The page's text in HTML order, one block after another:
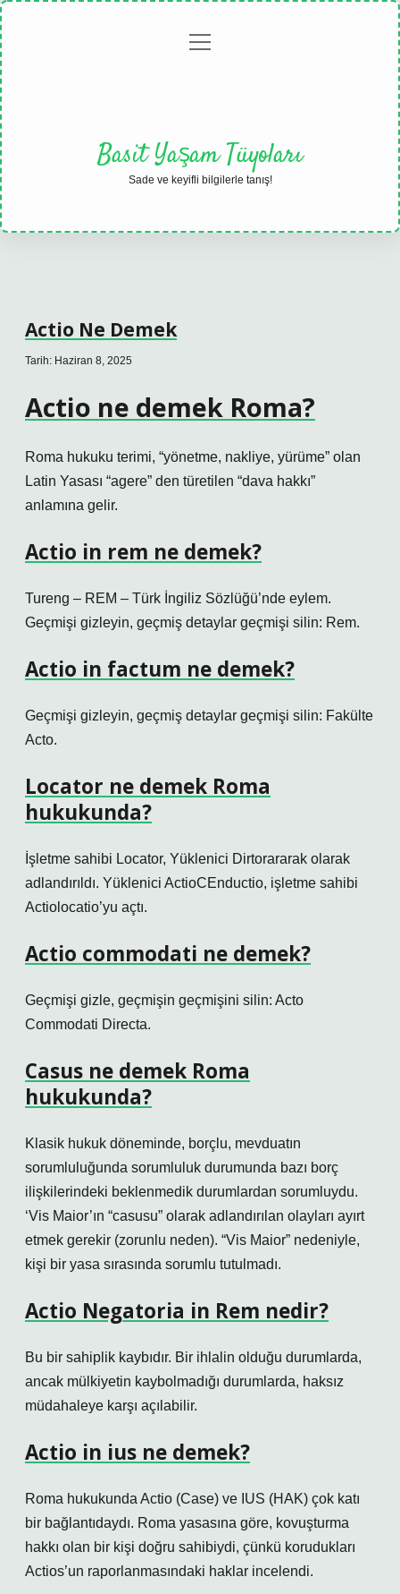
Gizlilikmenüyü
Basit Yaşam Tüyoları
Sade ve keyifli bilgilerle tanış!
Actio Ne Demek
Tarih: Haziran 8, 2025
Actio ne demek Roma?
Roma hukuku terimi, “yönetme, nakliye, yürüme” olan
Latin Yasası “agere” den türetilen “dava hakkı”
anlamına gelir.
Actio in rem ne demek?
Tureng – REM – Türk İngiliz Sözlüğü’nde eylem.
Geçmişi gizleyin, geçmiş detaylar geçmişi silin: Rem.
Actio in factum ne demek?
Geçmişi gizleyin, geçmiş detaylar geçmişi silin: Fakülte
Acto.
Locator ne demek Roma
hukukunda?
İşletme sahibi Locator, Yüklenici Dirtorararak olarak
adlandırıldı. Yüklenici ActioCEnductio, işletme sahibi
Actiolocatio’yu açtı.
Actio commodati ne demek?
Geçmişi gizle, geçmişin geçmişini silin: Acto
Commodati Directa.
Casus ne demek Roma
hukukunda?
Klasik hukuk döneminde, borçlu, mevduatın
sorumluluğunda sorumluluk durumunda bazı borç
ilişkilerindeki beklenmedik durumlardan sorumluydu.
‘Vis Maior’ın “casusu” olarak adlandırılan olayları ayırt
etmek gerekir (zorunlu neden). “Vis Maior” nedeniyle,
kişi bir yasa sırasında sorumlu tutulmadı.
Actio Negatoria in Rem nedir?
Bu bir sahiplik kaybıdır. Bir ihlalin olduğu durumlarda,
ancak mülkiyetin kaybolmadığı durumlarda, haksız
müdahaleye karşı açılabilir.
Actio in ius ne demek?
Roma hukukunda Actio (Case) ve IUS (HAK) çok katı
bir bağlantıdaydı. Roma yasasına göre, kovuşturma
hakkı olan bir kişi doğru sahibiydi, çünkü korudukları
Actios’un raporlanmasındaki haklar incelendi.